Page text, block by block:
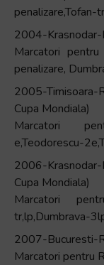
penalizare,Tofan-
2004-
Marcatori pentru
penalizare,
2005-
Cupa Mondiala)
Marcatori
e,Teodorescu-
2006-
Cupa Mondiala)
Marcatori
tr,lp,Dumbrava-
2007-Bucuresti-
Marcatori pentru